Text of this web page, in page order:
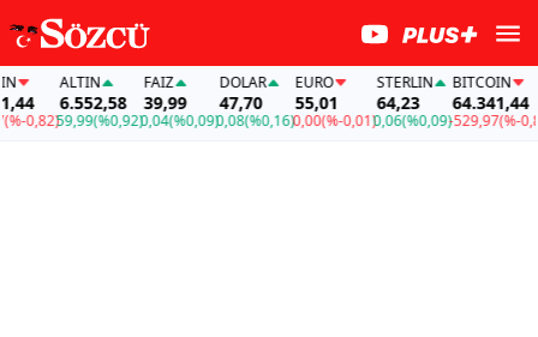
0,82)
ALTIN
6.552,58
59,99(%0,92)
FAİZ
39,99
0,04(%0,09)
DOLAR
47,70
0,08(%0,16)
EURO
55,01
0,00(%-0,01)
STERLIN
64,23
0,06(%0,09)
BITCOIN
64.341,44
-529,97(%-0,82)